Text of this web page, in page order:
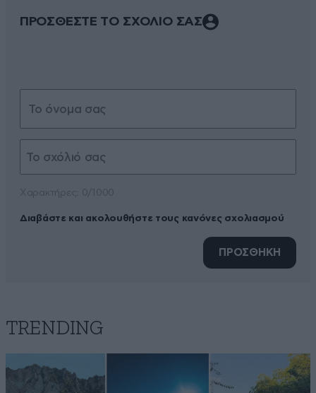
ΠΡΟΣΘΕΣΤΕ ΤΟ ΣΧΟΛΙΟ ΣΑΣ
Διαβάστε και ακολουθήστε τους κανόνες σχολιασμού
ΠΡΟΣΘΗΚΗ
TRENDING